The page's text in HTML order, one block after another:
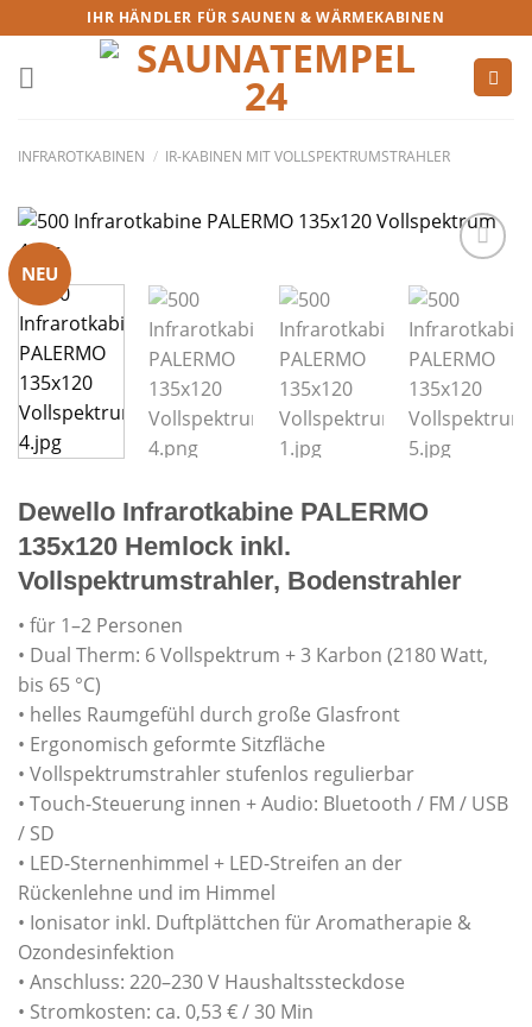
IHR HÄNDLER FÜR SAUNEN & WÄRMEKABINEN
INFRAROTKABINEN / IR-KABINEN MIT VOLLSPEKTRUMSTRAHLER
NEU
Dewello Infrarotkabine PALERMO
135x120 Hemlock inkl.
Vollspektrumstrahler, Bodenstrahler
• für 1–2 Personen
• Dual Therm: 6 Vollspektrum + 3 Karbon (2180 Watt,
bis 65 °C)
• helles Raumgefühl durch große Glasfront
• Ergonomisch geformte Sitzfläche
• Vollspektrumstrahler stufenlos regulierbar
• Touch-Steuerung innen + Audio: Bluetooth / FM / USB
/ SD
• LED-Sternenhimmel + LED-Streifen an der
Rückenlehne und im Himmel
• Ionisator inkl. Duftplättchen für Aromatherapie &
Ozondesinfektion
• Anschluss: 220–230 V Haushaltssteckdose
• Stromkosten: ca. 0,53 € / 30 Min